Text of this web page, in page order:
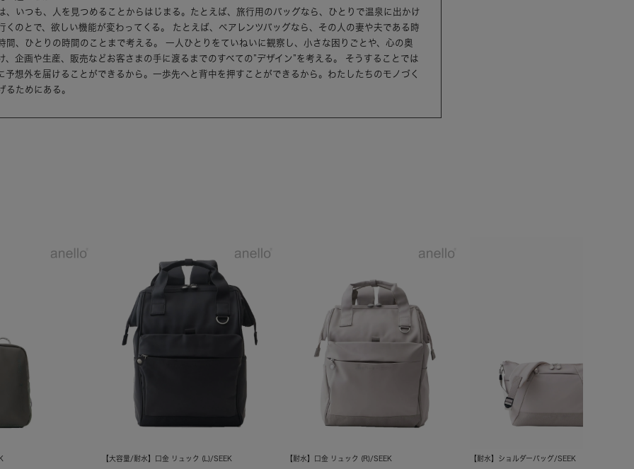
、いつも、人を見つめることからはじまる。たとえば、旅行用のバッグなら、ひとりで温泉に出かけ
くのとで、欲しい機能が変わってくる。 たとえば、ペアレンツバッグなら、その人の妻や夫である時
間、ひとりの時間のことまで考える。 一人ひとりをていねいに観察し、小さな困りごとや、心の奥
、企画や生産、販売などお客さまの手に渡るまでのすべての”デザイン”を考える。 そうすることでは
予想外を届けることができるから。一歩先へと背中を押すことができるから。わたしたちのモノづく
るためにある。
【大容量/耐水】口金 リュック (L)/SEEK 【耐水】口金 リュック (R)/SEEK 【耐水】ショルダーバッグ/SEEK